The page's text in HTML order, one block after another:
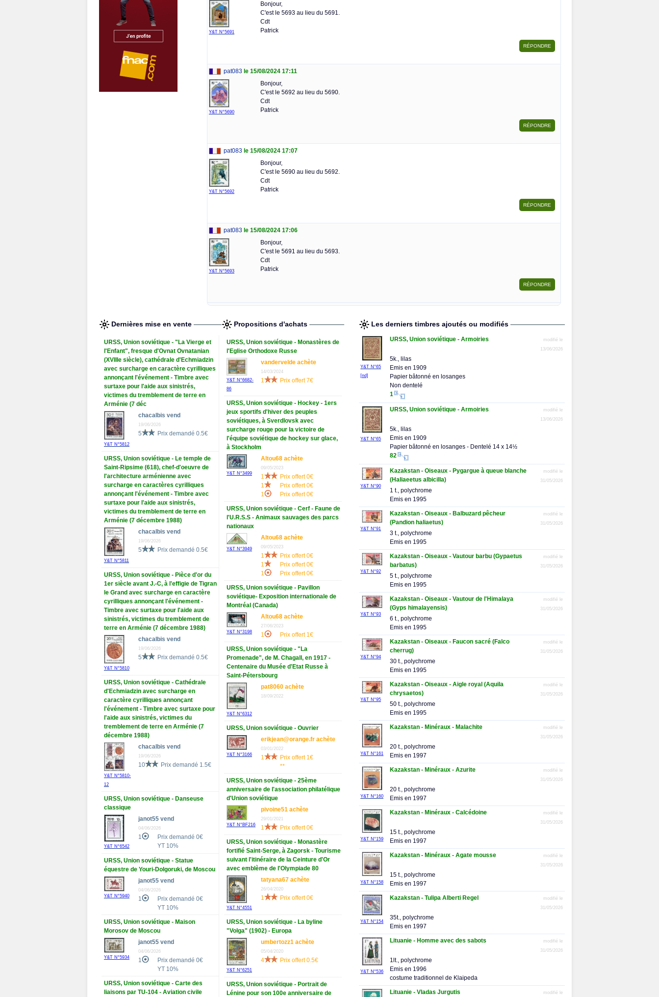
Y&T N°5691
Bonjour,
C'est le 5693 au lieu du 5691.
Cdt
Patrick
pat083 le 15/08/2024 17:11
Y&T N°5690
Bonjour,
C'est le 5692 au lieu du 5690.
Cdt
Patrick
pat083 le 15/08/2024 17:07
Y&T N°5692
Bonjour,
C'est le 5690 au lieu du 5692.
Cdt
Patrick
pat083 le 15/08/2024 17:06
Y&T N°5693
Bonjour,
C'est le 5691 au lieu du 5693.
Cdt
Patrick
Dernières mise en vente
URSS, Union soviétique - "La Vierge et
l'Enfant", fresque d'Ovnat Ovnatanian
(XVIIIe siècle), cathédrale d'Echmiadzin
avec surcharge en caractère cyrilliques
annonçant l'événement - Timbre avec
surtaxe pour l'aide aux sinistrés,
victimes du tremblement de terre en
Arménie (7 déc
Y&T N°5812
chacalbis vend
19/06/2026
5 Prix demandé 0.5€
URSS, Union soviétique - Le temple de
Saint-Ripsime (618), chef-d'oeuvre de
l'architecture arménienne avec
surcharge en caractères cyrilliques
annonçant l'événement - Timbre avec
surtaxe pour l'aide aux sinistrés,
victimes du tremblement de terre en
Arménie (7 décembre 1988)
Y&T N°5811
chacalbis vend
19/06/2026
5 Prix demandé 0.5€
URSS, Union soviétique - Pièce d'or du
1er siècle avant J.-C, à l'effigie de Tigran
le Grand avec surcharge en caractère
cyrilliques annonçant l'événement -
Timbre avec surtaxe pour l'aide aux
sinistrés, victimes du tremblement de
terre en Arménie (7 décembre 1988)
Y&T N°5810
chacalbis vend
19/06/2026
5 Prix demandé 0.5€
URSS, Union soviétique - Cathédrale
d'Echmiadzin avec surcharge en
caractère cyrilliques annonçant
l'événement - Timbre avec surtaxe pour
l'aide aux sinistrés, victimes du
tremblement de terre en Arménie (7
décembre 1988)
Y&T N°5810-
12
chacalbis vend
19/06/2026
10 Prix demandé 1.5€
URSS, Union soviétique - Danseuse
classique
Y&T N°6542
janot55 vend
04/06/2026
1
Prix demandé 0€
YT 10%
URSS, Union soviétique - Statue
équestre de Youri-Dolgoruki, de Moscou
Y&T N°5940
janot55 vend
04/06/2026
1
Prix demandé 0€
YT 10%
URSS, Union soviétique - Maison
Morosov de Moscou
Y&T N°5934
janot55 vend
04/06/2026
1
Prix demandé 0€
YT 10%
URSS, Union soviétique - Carte des
liaisons par TU-104 - Aviation civile
Propositions d'achats
URSS, Union soviétique - Monastères de
l'Eglise Orthodoxe Russe
Y&T N°6682-
86
vandervelde achète
14/03/2024
1 Prix offert 7€
URSS, Union soviétique - Hockey - 1ers
jeux sportifs d'hiver des peuples
soviétiques, à Sverdlovsk avec
surcharge rouge pour la victoire de
l'équipe soviétique de hockey sur glace,
à Stockholm
Y&T N°3499
Altou68 achète
09/05/2023
1
Prix offert 0€
1
Prix offert 0€
1
Prix offert 0€
URSS, Union soviétique - Cerf - Faune de
l'U.R.S.S - Animaux sauvages des parcs
nationaux
Y&T N°3949
Altou68 achète
09/05/2023
1
Prix offert 0€
1
Prix offert 0€
1
Prix offert 0€
URSS, Union soviétique - Pavillon
soviétique- Exposition internationale de
Montréal (Canada)
Y&T N°3198
Altou68 achète
27/06/2023
1 Prix offert 1€
URSS, Union soviétique - "La
Promenade", de M. Chagall, en 1917 -
Centenaire du Musée d'Etat Russe à
Saint-Pétersbourg
Y&T N°6312
pat8060 achète
18/09/2022
URSS, Union soviétique - Ouvrier
Y&T N°3166
erikjean@orange.fr achète
03/01/2022
1
Prix offert 1€
**
URSS, Union soviétique - 25ème
anniversaire de l'association philatélique
d'Union soviétique
Y&T N°BF216
pivoine51 achète
29/01/2021
1 Prix offert 0€
URSS, Union soviétique - Monastère
fortifié Saint-Serge, à Zagorsk - Tourisme
suivant l'itinéraire de la Ceinture d'Or
avec emblème de l'Olympiade 80
Y&T N°4551
tatyana67 achète
26/04/2020
1 Prix offert 0€
URSS, Union soviétique - La byline
"Volga" (1902) - Europa
Y&T N°6251
umbertozz1 achète
05/04/2020
4 Prix offert 0.5€
URSS, Union soviétique - Portrait de
Lénine pour son 100e anniversaire de
Les derniers timbres ajoutés ou modifiés
Y&T N°65
[nd]
URSS, Union soviétique - Armoiries
modifié le
13/06/2026
5k., lilas
Emis en 1909
Papier bâtonné en losanges
Non dentelé
1
Y&T N°65
URSS, Union soviétique - Armoiries
modifié le
13/06/2026
5k., lilas
Emis en 1909
Papier bâtonné en losanges - Dentelé 14 x 14½
82
Y&T N°90
Kazakstan - Oiseaux - Pygargue à queue blanche
(Haliaeetus albicilla)
modifié le
31/05/2026
1 t., polychrome
Emis en 1995
Y&T N°91
Kazakstan - Oiseaux - Balbuzard pêcheur
(Pandion haliaetus)
modifié le
31/05/2026
3 t., polychrome
Emis en 1995
Y&T N°92
Kazakstan - Oiseaux - Vautour barbu (Gypaetus
barbatus)
modifié le
31/05/2026
5 t., polychrome
Emis en 1995
Y&T N°93
Kazakstan - Oiseaux - Vautour de l'Himalaya
(Gyps himalayensis)
modifié le
31/05/2026
6 t., polychrome
Emis en 1995
Y&T N°94
Kazakstan - Oiseaux - Faucon sacré (Falco
cherrug)
modifié le
31/05/2026
30 t., polychrome
Emis en 1995
Y&T N°95
Kazakstan - Oiseaux - Aigle royal (Aquila
chrysaetos)
modifié le
31/05/2026
50 t., polychrome
Emis en 1995
Y&T N°161
Kazakstan - Minéraux - Malachite
modifié le
31/05/2026
20 t., polychrome
Emis en 1997
Y&T N°160
Kazakstan - Minéraux - Azurite
modifié le
31/05/2026
20 t., polychrome
Emis en 1997
Y&T N°159
Kazakstan - Minéraux - Calcédoine
modifié le
31/05/2026
15 t., polychrome
Emis en 1997
Y&T N°158
Kazakstan - Minéraux - Agate mousse
modifié le
31/05/2026
15 t., polychrome
Emis en 1997
Y&T N°154
Kazakstan - Tulipa Alberti Regel
modifié le
31/05/2026
35t., polychrome
Emis en 1997
Y&T N°536
Lituanie - Homme avec des sabots
modifié le
31/05/2026
1lt., polychrome
Emis en 1996
costume traditionnel de Klaipeda
Lituanie - Vladas Jurgutis modifié le